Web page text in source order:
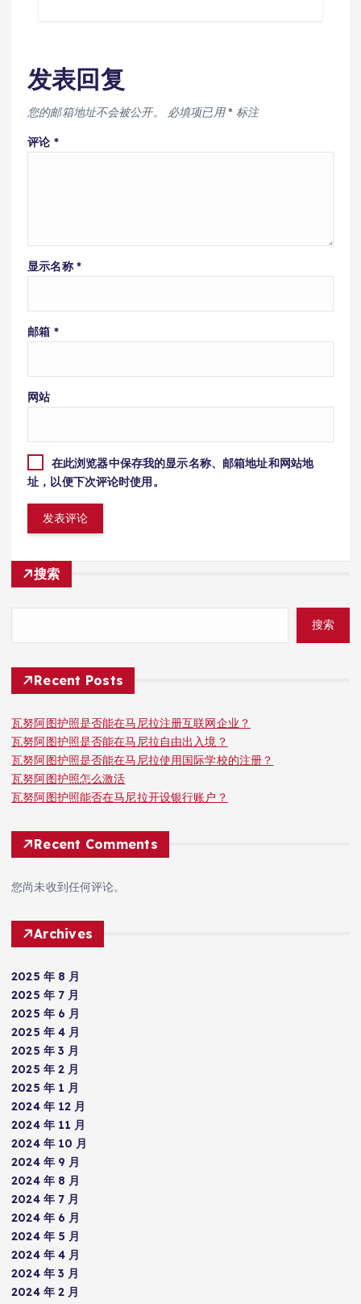
发表回复
您的邮箱地址不会被公开。 必填项已用* 标注
评论 *
显示名称 *
邮箱 *
网站
在此浏览器中保存我的显示名称、邮箱地址和网站地
址，以便下次评论时使用。
搜索
搜索
Recent Posts
瓦努阿图护照是否能在马尼拉注册互联网企业？
瓦努阿图护照是否能在马尼拉自由出入境？
瓦努阿图护照是否能在马尼拉使用国际学校的注册？
瓦努阿图护照怎么激活
瓦努阿图护照能否在马尼拉开设银行账户？
Recent Comments
您尚未收到任何评论。
Archives
2025 年 8 月
2025 年 7 月
2025 年 6 月
2025 年 4 月
2025 年 3 月
2025 年 2 月
2025 年 1 月
2024 年 12 月
2024 年 11 月
2024 年 10 月
2024 年 9 月
2024 年 8 月
2024 年 7 月
2024 年 6 月
2024 年 5 月
2024 年 4 月
2024 年 3 月
2024 年 2 月